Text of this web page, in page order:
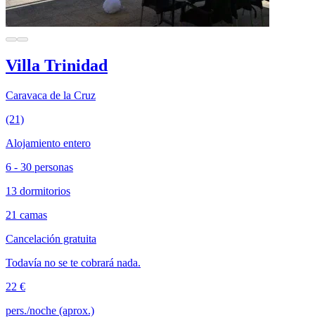
Villa Trinidad
Caravaca de la Cruz
(21)
Alojamiento entero
6 - 30 personas
13 dormitorios
21 camas
Cancelación gratuita
Todavía no se te cobrará nada.
22 €
pers./noche (aprox.)